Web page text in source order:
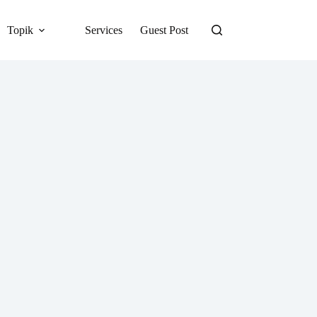
Topik Services Guest Post